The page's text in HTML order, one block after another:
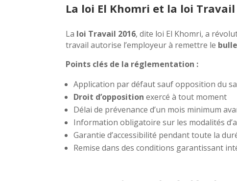
La loi El Khomri et la loi Travail
La loi Travail 2016, dite loi El Khomri, a
travail autorise l’employeur à remettre le
Points clés de la réglementation :
Application par défaut sauf opposition du
Droit d’opposition exercé à tout moment
Délai de prévenance d’un mois minimum
Information obligatoire sur les modalités
Garantie d’accessibilité pendant toute la
Remise dans des conditions garantissant